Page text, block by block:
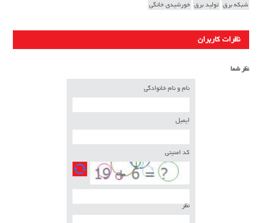
شبکه برق تولید برق خورشیدی خانگی
نظرات کاربران
نظر شما
نام و نام خانوادگی
ایمیل
کد امنیتی
نظر